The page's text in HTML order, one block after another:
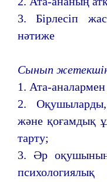
3. Бірлесіп
нәтиже
Сынып
1. Ата-
2.
және қоғамдық
тарту;
3. Әр